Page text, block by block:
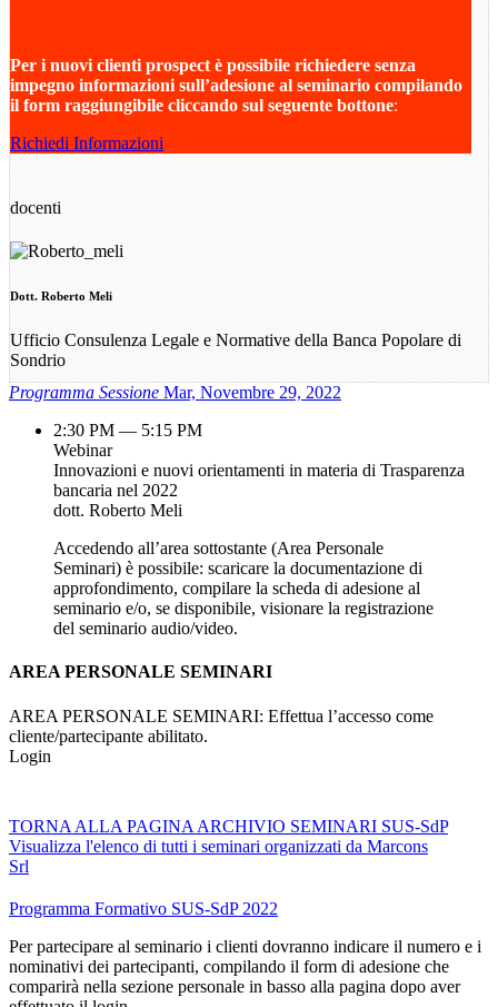
Per i nuovi clienti prospect è possibile richiedere senza
impegno informazioni sull’adesione al seminario compilando
il form raggiungibile cliccando sul seguente bottone:
Richiedi Informazioni
docenti
Dott. Roberto Meli
Ufficio Consulenza Legale e Normative della Banca Popolare di
Sondrio
Programma Sessione Mar, Novembre 29, 2022
2:30 PM — 5:15 PM
Webinar
Innovazioni e nuovi orientamenti in materia di Trasparenza
bancaria nel 2022
dott. Roberto Meli
Accedendo all’area sottostante (Area Personale
Seminari) è possibile: scaricare la documentazione di
approfondimento, compilare la scheda di adesione al
seminario e/o, se disponibile, visionare la registrazione
del seminario audio/video.
AREA PERSONALE SEMINARI
AREA PERSONALE SEMINARI: Effettua l’accesso come
cliente/partecipante abilitato.
Login
TORNA ALLA PAGINA ARCHIVIO SEMINARI SUS-SdP
Visualizza l'elenco di tutti i seminari organizzati da Marcons
Srl
Programma Formativo SUS-SdP 2022
Per partecipare al seminario i clienti dovranno indicare il numero e i
nominativi dei partecipanti, compilando il form di adesione che
comparirà nella sezione personale in basso alla pagina dopo aver